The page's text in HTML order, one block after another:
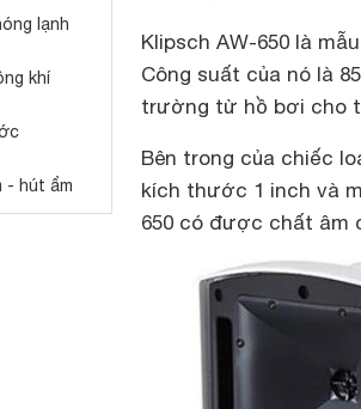
lạnh
khí
- hút ẩm
Klipsch AW-650 là mẫu
Công suất của nó là
trường từ hồ bơi cho
Bên trong của chiếc
kích thước 1 inch và
650 có được chất âm